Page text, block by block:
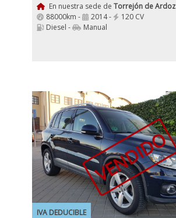
En nuestra sede de Torrejón de Ardoz
88000km -
2014 -
120 CV
Diesel -
Manual
IVA DEDUCIBLE
VENDIDO